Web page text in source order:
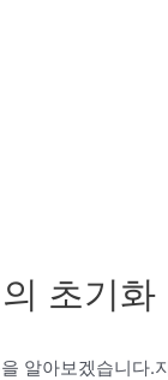
초기화
알아보겠습니다.